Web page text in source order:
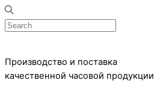
Skip
to
Производство и поставка
качественной часовой продукции